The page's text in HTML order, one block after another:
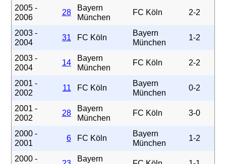
2005 -
2006
28
Bayern
München
FC Köln 2-2
2003 -
2004
31 FC Köln
Bayern
München
1-2
2003 -
2004
14
Bayern
München
FC Köln 2-2
2001 -
2002
11 FC Köln
Bayern
München
0-2
2001 -
2002
28
Bayern
München
FC Köln 3-0
2000 -
2001
6 FC Köln
Bayern
München
1-2
2000 -
Bayern